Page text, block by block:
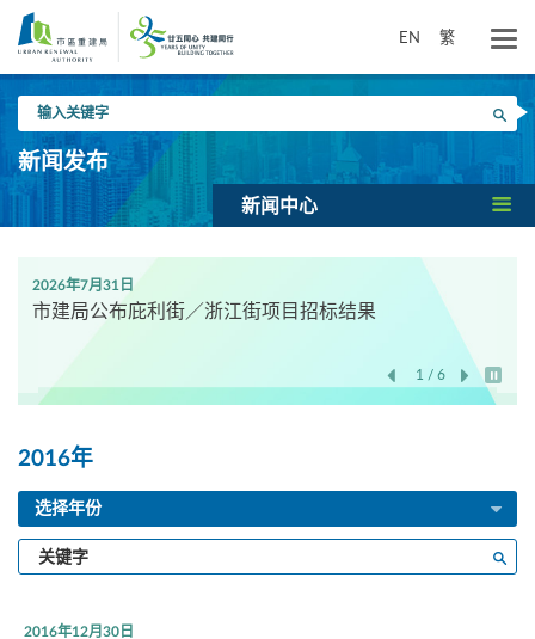
要
EN 繁
入
关
键
搜寻
新闻发布
新闻中心
2026年7月31日
市建局公布庇利街／浙江街项目招标结果
1 / 6
开始/
2016年
选择年份
输
入
键
2016年12月30日